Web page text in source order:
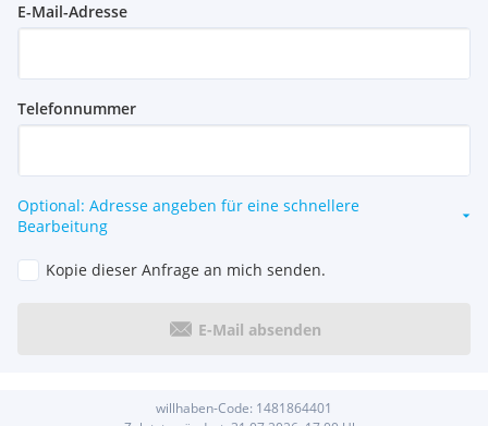
E-Mail-Adresse
Telefonnummer
Optional: Adresse angeben für eine schnellere
Bearbeitung
Kopie dieser Anfrage an mich senden.
E-Mail absenden
willhaben-Code: 1481864401